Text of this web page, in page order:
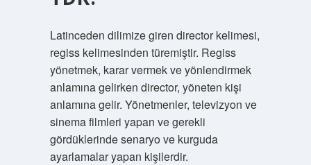
Latinceden dilimize giren director kelimesi,
regiss kelimesinden türemiştir. Regiss
yönetmek, karar vermek ve yönlendirmek
anlamına gelirken director, yöneten kişi
anlamına gelir. Yönetmenler, televizyon ve
sinema filmleri yapan ve gerekli
gördüklerinde senaryo ve kurguda
ayarlamalar yapan kişilerdir.